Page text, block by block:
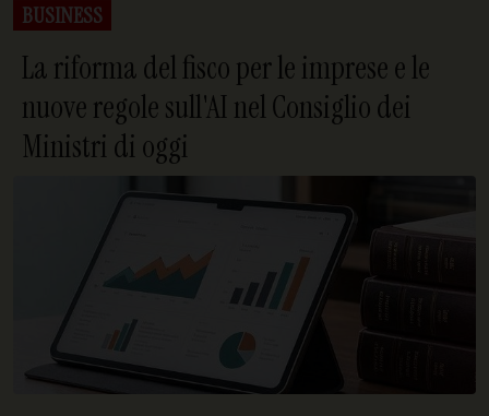
BUSINESS
La riforma del fisco per le imprese e le
nuove regole sull'AI nel Consiglio dei
Ministri di oggi